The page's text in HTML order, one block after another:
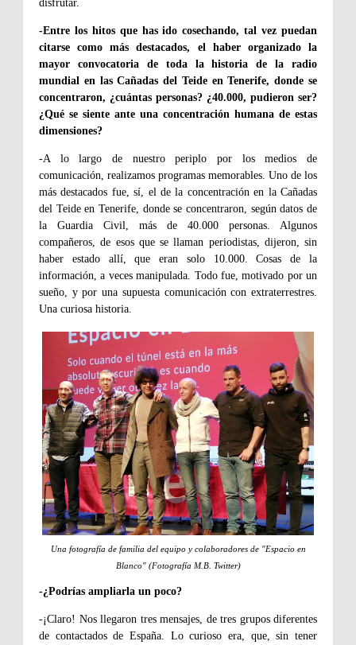
disfrutar.
-Entre los hitos que has ido cosechando, tal vez puedan
citarse como más destacados, el haber organizado la
mayor convocatoria de toda la historia de la radio
mundial en las Cañadas del Teide en Tenerife, donde se
concentraron, ¿cuántas personas? ¿40.000, pudieron ser?
¿Qué se siente ante una concentración humana de estas
dimensiones?
-A lo largo de nuestro periplo por los medios de
comunicación, realizamos programas memorables. Uno de los
más destacados fue, sí, el de la concentración en la Cañadas
del Teide en Tenerife, donde se concentraron, según datos de
la Guardia Civil, más de 40.000 personas. Algunos
compañeros, de esos que se llaman periodistas, dijeron, sin
haber estado allí, que eran solo 10.000. Cosas de la
información, a veces manipulada. Todo fue, motivado por un
sueño, y por una supuesta comunicación con extraterrestres.
Una curiosa historia.
Una fotografía de familia del equipo y colaboradores de "Espacio en
Blanco" (Fotografía M.B. Twitter)
-¿Podrías ampliarla un poco?
-¡Claro! Nos llegaron tres mensajes, de tres grupos diferentes
de contactados de España. Lo curioso era, que, sin tener